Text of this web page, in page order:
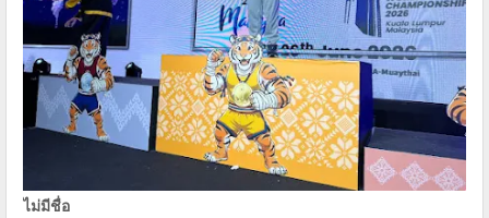
ไม่มีชื่อ